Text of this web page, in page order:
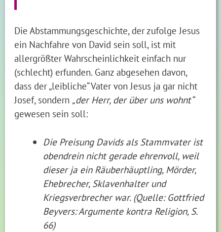
Die Abstammungsgeschichte, der zufolge Jesus
ein Nachfahre von David sein soll, ist mit
allergrößter Wahrscheinlichkeit einfach nur
(schlecht) erfunden. Ganz abgesehen davon,
dass der „leibliche“ Vater von Jesus ja gar nicht
Josef, sondern „der Herr, der über uns wohnt“
gewesen sein soll:
Die Preisung Davids als Stammvater ist
obendrein nicht gerade ehrenvoll, weil
dieser ja ein Räuberhäuptling, Mörder,
Ehebrecher, Sklavenhalter und
Kriegsverbrecher war. (Quelle: Gottfried
Beyvers: Argumente kontra Religion, S.
66)